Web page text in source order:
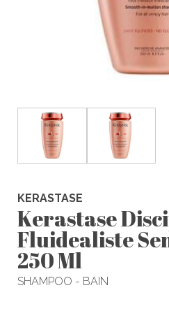
KERASTASE
Kerastase
Fluidealiste
250 Ml
SHAMPOO - BAIN